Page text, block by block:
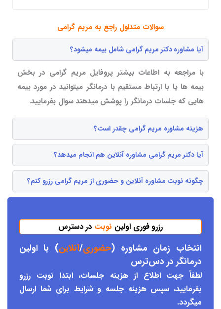
سوالات متداول راجع به مریم گرامی
آیا مشاوره دکتر مریم گرامی شامل بیمه میشود؟
با مراجعه به اطاعات بیشتر پروفایل مریم گرامی در بخش
بیمه ها یا با ارتباط مستقیم با درمانگر میتوانید در مورد بیمه
هایی که جلسات درمانگر را پوشش میدهند سوال بفرمایید.
هزینه مشاوره مریم گرامی چقدر است؟
آیا دکتر مریم گرامی مشاوره آنلاین هم انجام میدهد؟
چگونه نوبت مشاوره آنلاین و حضوری از مریم گرامی رزرو کنم؟
رزرو فوری اولین نوبت در دسترس
انتخاب زمان مشاوره (حضوری/آنلاین) با اولین
درمانگر در دسترس
لطفاً جهت اطلاع از هزینه جلسات، ابتدا نوبت رزرو
بفرمایید، سپس هزینه جلسه و شرایط برای شما ارسال
میگردد.